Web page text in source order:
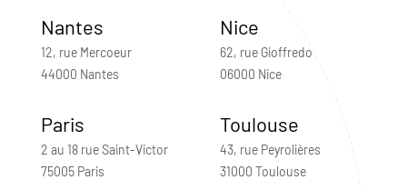
Nantes
12, rue Mercoeur
44000 Nantes
Nice
62, rue Gioffredo
06000 Nice
Paris
2 au 18 rue Saint-Victor
75005 Paris
Toulouse
43, rue Peyrolières
31000 Toulouse